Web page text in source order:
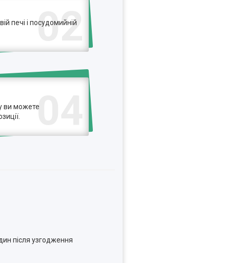
02
печі і посудомийній
04
ви можете
після узгодження